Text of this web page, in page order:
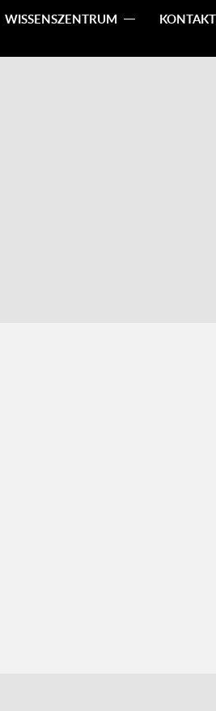
WISSENSZENTRUM KONTAKT